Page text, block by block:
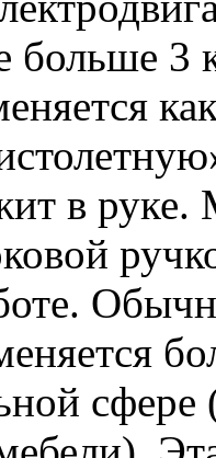
больше
в
сфере